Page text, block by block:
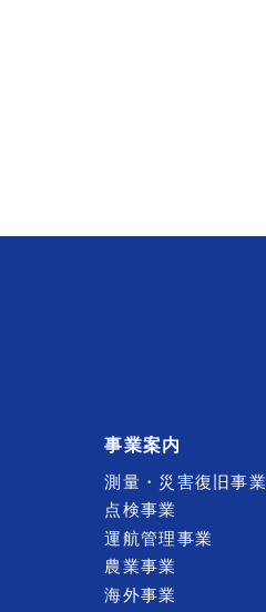
事業案内
測量・災害復旧事業
点検事業
運航管理事業
農業事業
海外事業